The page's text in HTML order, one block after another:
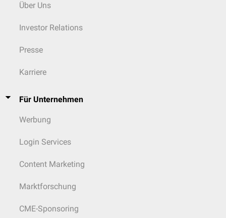
Über Uns
Investor Relations
Presse
Karriere
Für Unternehmen
Werbung
Login Services
Content Marketing
Marktforschung
CME-Sponsoring